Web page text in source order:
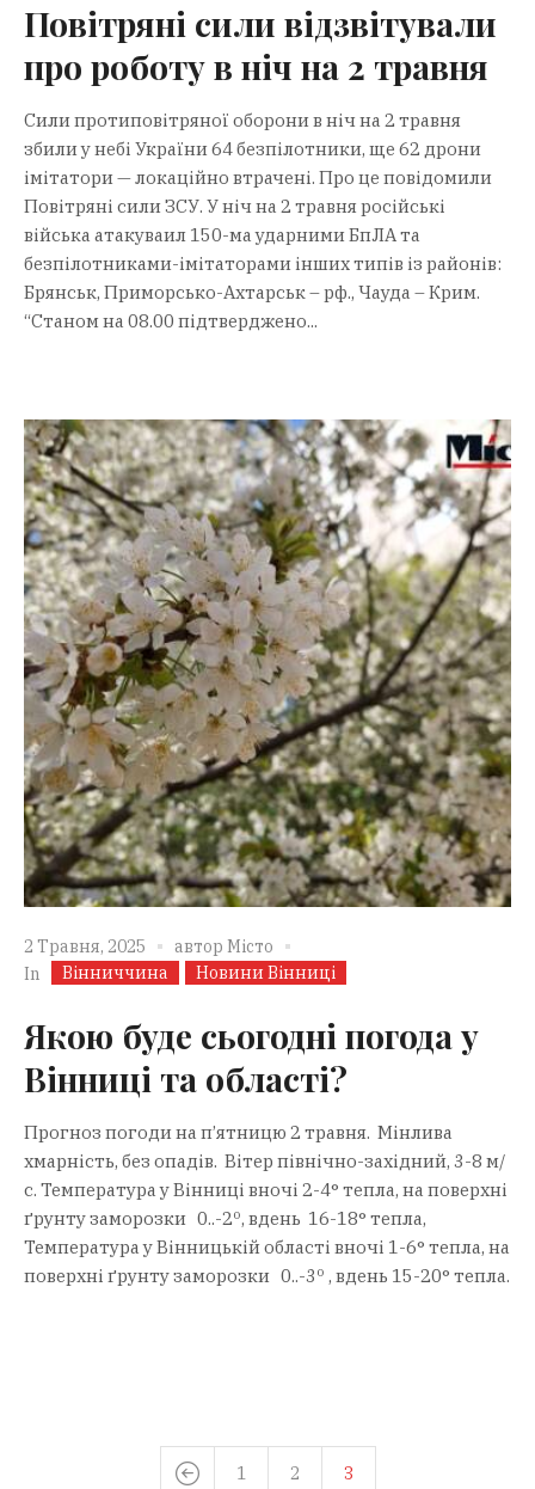
Повітряні сили відзвітували
про роботу в ніч на 2 травня
Сили протиповітряної оборони в ніч на 2 травня
збили у небі України 64 безпілотники, ще 62 дрони
імітатори — локаційно втрачені. Про це повідомили
Повітряні сили ЗСУ. У ніч на 2 травня російські
війська атакуваил 150-ма ударними БпЛА та
безпілотниками-імітаторами інших типів із районів:
Брянськ, Приморсько-Ахтарськ – рф., Чауда – Крим.
“Станом на 08.00 підтверджено...
2 Травня, 2025 автор Місто
In
Вінниччина Новини Вінниці
Якою буде сьогодні погода у
Вінниці та області?
Прогноз погоди на п’ятницю 2 травня. Мінлива
хмарність, без опадів. Вітер північно-західний, 3-8 м/
с. Температура у Вінниці вночі 2-4° тепла, на поверхні
ґрунту заморозки 0..-2º, вдень 16-18° тепла,
Температура у Вінницькій області вночі 1-6° тепла, на
поверхні ґрунту заморозки 0..-3º , вдень 15-20° тепла.
1 2 3